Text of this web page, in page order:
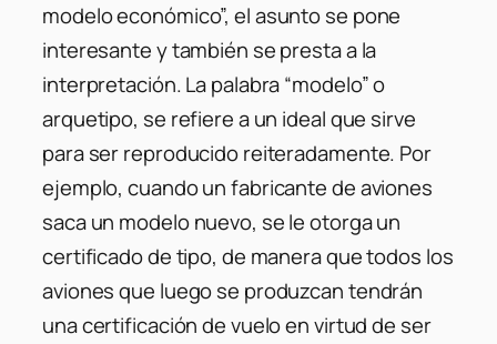
modelo económico”, el asunto se pone
interesante y también se presta a la
interpretación. La palabra “modelo” o
arquetipo, se refiere a un ideal que sirve
para ser reproducido reiteradamente. Por
ejemplo, cuando un fabricante de aviones
saca un modelo nuevo, se le otorga un
certificado de tipo, de manera que todos los
aviones que luego se produzcan tendrán
una certificación de vuelo en virtud de ser